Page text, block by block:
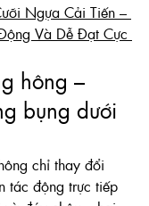
Ngựa Cải Tiến –
Và Dễ Đạt Cực
hông –
bụng dưới
chỉ thay đổi
tác động trực tiếp